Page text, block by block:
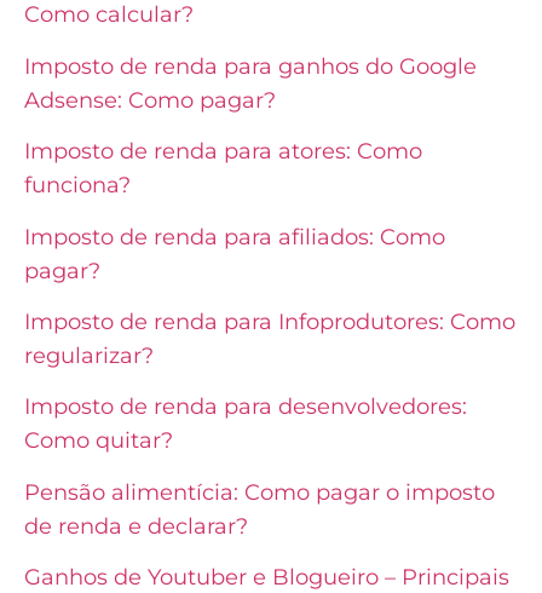
Como calcular?
Imposto de renda para ganhos do Google
Adsense: Como pagar?
Imposto de renda para atores: Como
funciona?
Imposto de renda para afiliados: Como
pagar?
Imposto de renda para Infoprodutores: Como
regularizar?
Imposto de renda para desenvolvedores:
Como quitar?
Pensão alimentícia: Como pagar o imposto
de renda e declarar?
Ganhos de Youtuber e Blogueiro – Principais